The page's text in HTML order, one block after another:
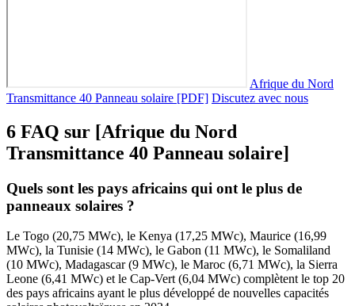
Afrique du Nord
Transmittance 40 Panneau solaire [PDF] Discutez avec nous
6 FAQ sur [Afrique du Nord
Transmittance 40 Panneau solaire]
Quels sont les pays africains qui ont le plus de
panneaux solaires ?
Le Togo (20,75 MWc), le Kenya (17,25 MWc), Maurice (16,99
MWc), la Tunisie (14 MWc), le Gabon (11 MWc), le Somaliland
(10 MWc), Madagascar (9 MWc), le Maroc (6,71 MWc), la Sierra
Leone (6,41 MWc) et le Cap-Vert (6,04 MWc) complètent le top 20
des pays africains ayant le plus développé de nouvelles capacités